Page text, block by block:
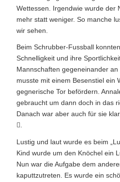
Wettessen. Irgendwie wurde der
mehr statt weniger. So manche
wir sehen.
Beim Schrubber-Fussball
Schnelligkeit und ihre
Mannschaften gegeneinander
musste mit einem Besenstiel ein
gegnerische Tor befördern.
gebraucht um dann doch in das
Danach war aber auch für sie
.
Lustig und laut wurde es beim
Kind wurde um den Knöchel ein
Nun war die Aufgabe dem
kaputtzutreten. Es wurde ein